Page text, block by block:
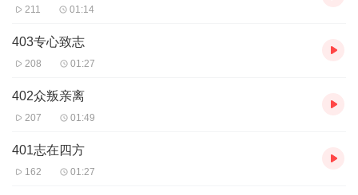
211 01:14
403专心致志
208 01:27
402众叛亲离
207 01:49
401志在四方
162 01:27